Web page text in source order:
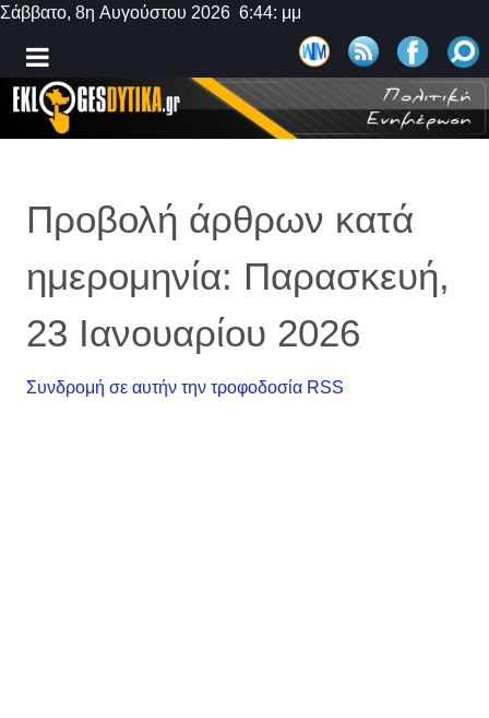
Σάββατο, 8η Αυγούστου 2026 6:44: μμ
Προβολή άρθρων κατά
ημερομηνία: Παρασκευή,
23 Ιανουαρίου 2026
Συνδρομή σε αυτήν την τροφοδοσία RSS